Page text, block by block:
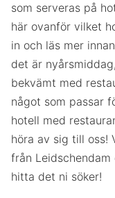
som serveras på
här ovanför vilket
in och läs mer
det är
bekvämt med
något som passar
hotell med
höra av sig till oss!
från
hitta det ni söker!